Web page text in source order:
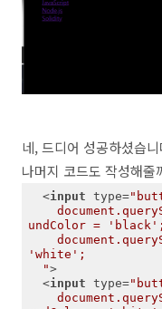
네, 드디어 성공하셨습니
나머지 코드도 작성해
<input type=
undColor = 'black';
'white';
  "
>
<input type=